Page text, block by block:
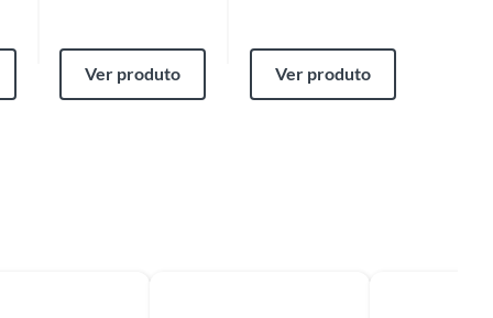
Ver produto Ver produto